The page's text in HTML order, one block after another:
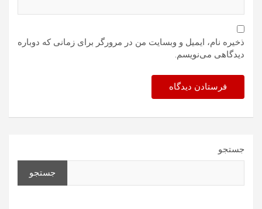
ذخیره نام، ایمیل و وبسایت من در مرورگر برای زمانی که دوباره
دیدگاهی می‌نویسم.
جستجو
جستجو